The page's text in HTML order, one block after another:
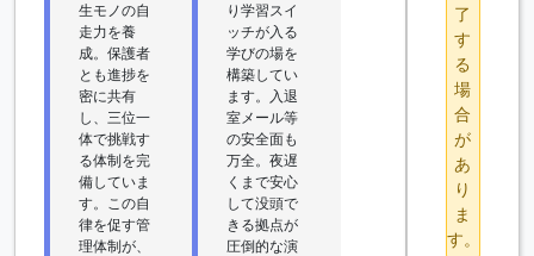
生モノの自
走力を養
成。保護者
とも進捗を
密に共有
し、三位一
体で挑戦す
る体制を完
備していま
す。この自
律を促す管
理体制が、
り学習スイ
ッチが入る
学びの場を
構築してい
ます。入退
室メール等
の安全面も
万全。夜遅
くまで安心
して没頭で
きる拠点が
圧倒的な演
了
す
る
場
合
が
あ
り
ま
す。